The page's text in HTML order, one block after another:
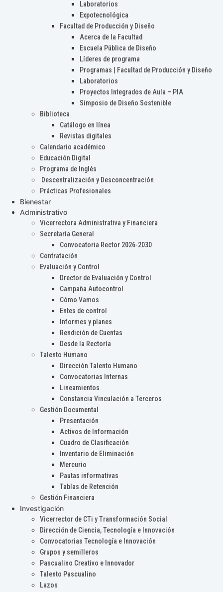
Laboratorios
Expotecnológica
Facultad de Producción y Diseño
Acerca de la Facultad
Escuela Pública de Diseño
Líderes de programa
Programas | Facultad de Producción y Diseño
Laboratorios
Proyectos Integrados de Aula – PIA
Simposio de Diseño Sostenible
Biblioteca
Catálogo en línea
Revistas digitales
Calendario académico
Educación Digital
Programa de Inglés
Descentralización y Desconcentración
Prácticas Profesionales
Bienestar
Administrativo
Vicerrectora Administrativa y Financiera
Secretaría General
Convocatoria Rector 2026-2030
Contratación
Evaluación y Control
Drector de Evaluación y Control
Campaña Autocontrol
Cómo Vamos
Entes de control
Informes y planes
Rendición de Cuentas
Desde la Rectoría
Talento Humano
Dirección Talento Humano
Convocatorias Internas
Lineamientos
Constancia Vinculación a Terceros
Gestión Documental
Presentación
Activos de Información
Cuadro de Clasificación
Inventario de Eliminación
Mercurio
Pautas informativas
Tablas de Retención
Gestión Financiera
Investigación
Vicerrector de CTi y Transformación Social
Dirección de Ciencia, Tecnología e Innovación
Convocatorias Tecnología e Innovación
Grupos y semilleros
Pascualino Creativo e Innovador
Talento Pascualino
Lazos